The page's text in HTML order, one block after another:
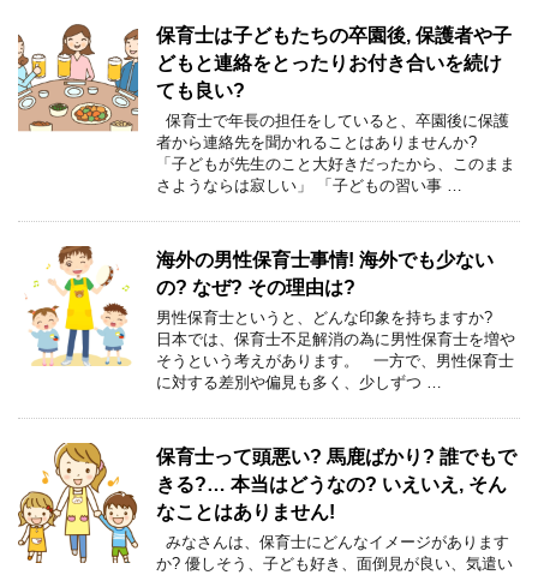
保育士は子どもたちの卒園後, 保護者や子
どもと連絡をとったりお付き合いを続け
ても良い?
保育士で年長の担任をしていると、卒園後に保護
者から連絡先を聞かれることはありませんか?
「子どもが先生のこと大好きだったから、このまま
さようならは寂しい」 「子どもの習い事 …
海外の男性保育士事情! 海外でも少ない
の? なぜ? その理由は?
男性保育士というと、どんな印象を持ちますか?
日本では、保育士不足解消の為に男性保育士を増や
そうという考えがあります。 一方で、男性保育士
に対する差別や偏見も多く、少しずつ …
保育士って頭悪い? 馬鹿ばかり? 誰でもで
きる?… 本当はどうなの? いえいえ, そん
なことはありません!
みなさんは、保育士にどんなイメージがあります
か? 優しそう、子ども好き、面倒見が良い、気遣い